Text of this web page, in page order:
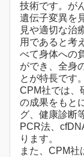
技術です。が
遺伝子変異を
見や適切な治
用であると考
べて身体への
ができ、全身
とが特長です。
CPM社では、
の成果をもと
グ、健康診断
PCR法、
ります。
また、CPM社